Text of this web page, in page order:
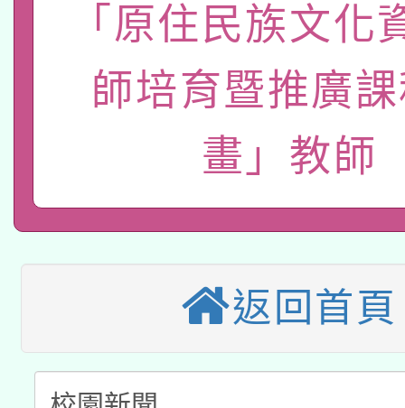
薪期間赴陸應申請許可
轉知經濟部水利署委託
業技術研究院辦理「
115年8月22日(星期六
桃園市孔廟祈福系列
開 智慧啟航」
2026年桃園地景藝術
本校115學年度第2次
招甄選結果公告(無人
招)
適應運動共學行動站研
暨閱讀推動專業研習
科技賦能─人工智慧
A3數位素養講師名單
「數位內容與教學軟體
「原住民族文化
師培育暨推廣
畫」教師
返回首頁